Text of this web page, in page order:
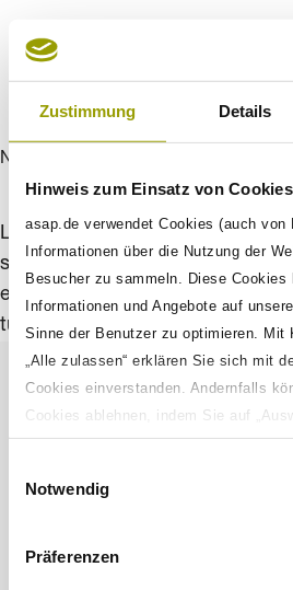
Zustimmung Details
Hinweis zum Einsatz von Cookies
asap.de verwendet Cookies (auch von
Informationen über die Nutzung der
Besucher zu sammeln. Diese Cookies
Informationen und Angebote auf
Sinne der Benutzer zu optimieren. Mit
„Alle zulassen“ erklären Sie sich mit
Cookies einverstanden. Andernfalls
Cookies ablehnen, indem Sie auf
sowie diese Einstellungen jederzeit
nachträglich jederzeit abwählen.
Datenverarbeitungen finden Sie auf
Notwendig
Präferenzen
New aproach
Lorem ipsum dolors sit amet,
sed do eiusmod tempor inc
ercit ati on ull amco laboris nisi
tu dolo end erit in volup tate
Impressum